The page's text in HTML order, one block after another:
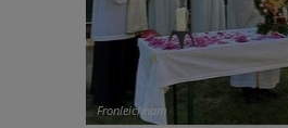
Fronleichnam